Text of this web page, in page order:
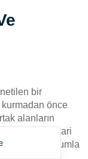
bir
kurmadan önce
alanların
genellikle mimari
ve kurulumla